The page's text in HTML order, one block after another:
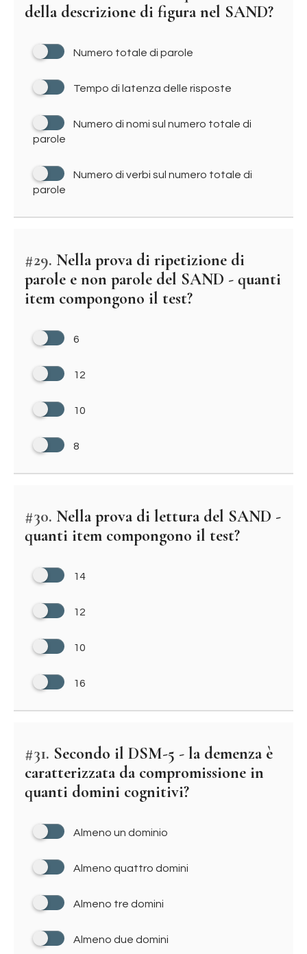
della descrizione di figura nel SAND?
Numero totale di parole
Tempo di latenza delle risposte
Numero di nomi sul numero totale di
parole
Numero di verbi sul numero totale di
parole
#29. Nella prova di ripetizione di
parole e non parole del SAND - quanti
item compongono il test?
6
12
10
8
#30. Nella prova di lettura del SAND -
quanti item compongono il test?
14
12
10
16
#31. Secondo il DSM-5 - la demenza è
caratterizzata da compromissione in
quanti domini cognitivi?
Almeno un dominio
Almeno quattro domini
Almeno tre domini
Almeno due domini